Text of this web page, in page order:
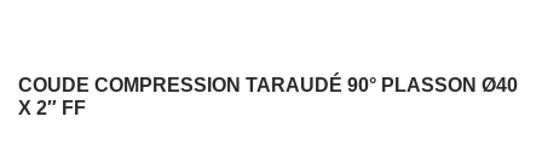
COUDE COMPRESSION TARAUDÉ 90° PLASSON Ø40
X 2″ FF